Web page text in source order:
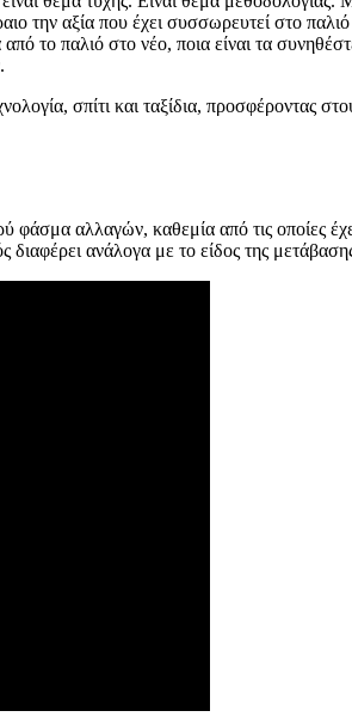
την αξία που έχει συσσωρευτεί στο
το παλιό στο νέο, ποια είναι τα
σπίτι και ταξίδια, προσφέροντας
αλλαγών, καθεμία από τις οποίες
διαφέρει ανάλογα με το είδος της